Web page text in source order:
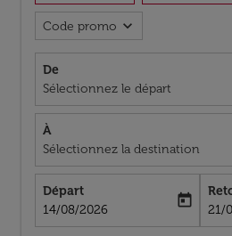
Code promo expand_more
De
Sélectionnez le départ
À
Sélectionnez la destination
Départ
fc-booking-departure-date-aria-
14/08/2026
today
fc-
21/